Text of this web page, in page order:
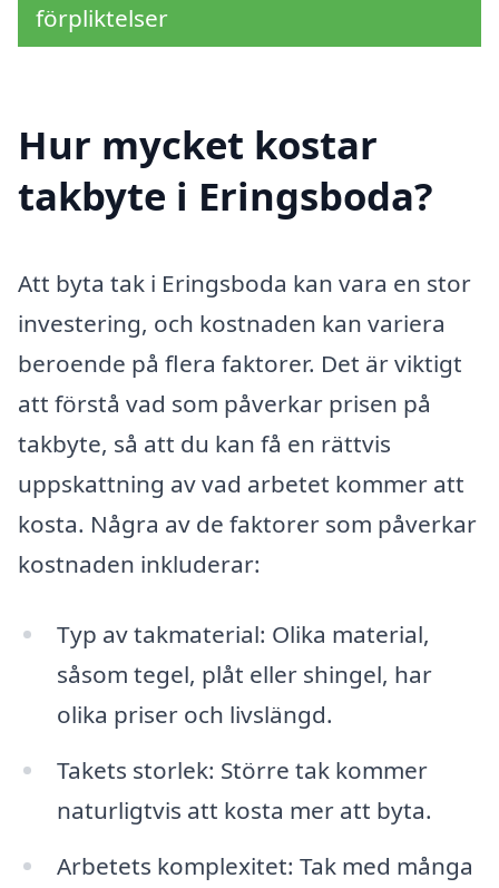
förpliktelser
Hur mycket kostar
takbyte i Eringsboda?
Att byta tak i Eringsboda kan vara en stor
investering, och kostnaden kan variera
beroende på flera faktorer. Det är viktigt
att förstå vad som påverkar prisen på
takbyte, så att du kan få en rättvis
uppskattning av vad arbetet kommer att
kosta. Några av de faktorer som påverkar
kostnaden inkluderar:
Typ av takmaterial: Olika material,
såsom tegel, plåt eller shingel, har
olika priser och livslängd.
Takets storlek: Större tak kommer
naturligtvis att kosta mer att byta.
Arbetets komplexitet: Tak med många